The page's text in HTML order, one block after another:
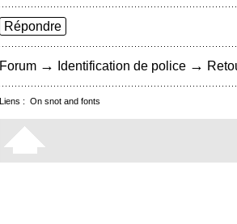
Répondre
Forum → Identification de police →
Liens : On snot and fonts